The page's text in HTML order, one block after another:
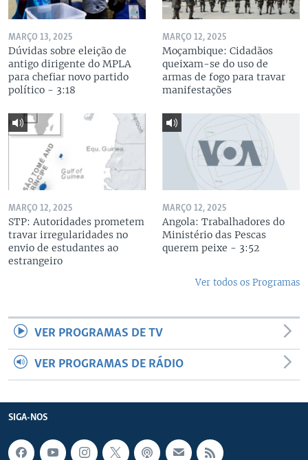
MARÇO 13, 2025
Dúvidas sobre eleição de
antigo dirigente do MPLA
para chefiar novo partido
político - 3:18
MARÇO 12, 2025
Moçambique: Cidadãos
queixam-se do uso de
armas de fogo para travar
manifestações
MARÇO 12, 2025
STP: Autoridades prometem
travar irregularidades no
envio de estudantes ao
estrangeiro
MARÇO 12, 2025
Angola: Trabalhadores do
Ministério das Pescas
querem peixe - 3:52
Ver todos os Programas
VER PROGRAMAS DE TV
VER PROGRAMAS DE RÁDIO
SIGA-NOS